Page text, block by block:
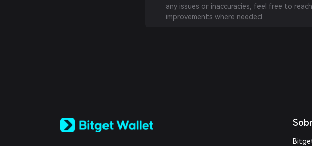
any issues or inaccuracies, feel free to
improvements where needed.
Español (Latinoamérica)